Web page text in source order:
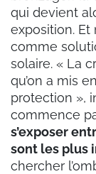
qui devient
exposition. Et
comme
solaire. « La
qu’on a mis
protection »,
commence
s’exposer
sont les plus
chercher